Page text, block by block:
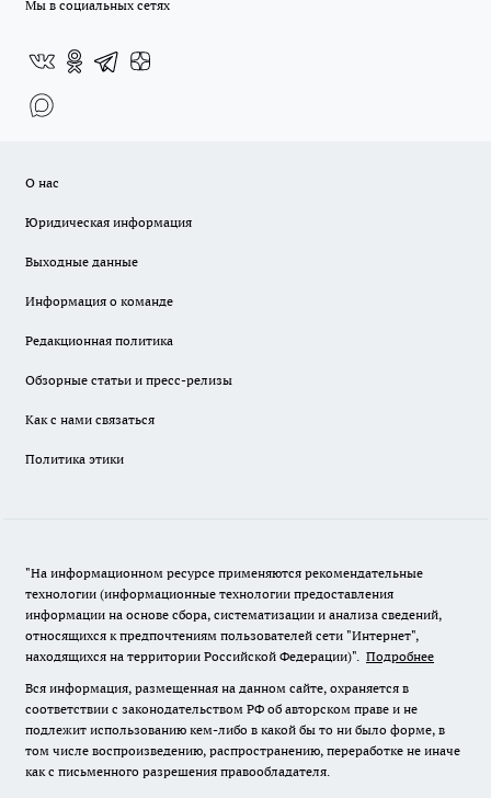
Мы в социальных сетях
О нас
Юридическая информация
Выходные данные
Информация о команде
Редакционная политика
Обзорные статьи и пресс-релизы
Как с нами связаться
Политика этики
"На информационном ресурсе применяются рекомендательные
технологии (информационные технологии предоставления
информации на основе сбора, систематизации и анализа сведений,
относящихся к предпочтениям пользователей сети "Интернет",
находящихся на территории Российской Федерации)". Подробнее
Вся информация, размещенная на данном сайте, охраняется в
соответствии с законодательством РФ об авторском праве и не
подлежит использованию кем-либо в какой бы то ни было форме, в
том числе воспроизведению, распространению, переработке не иначе
как с письменного разрешения правообладателя.